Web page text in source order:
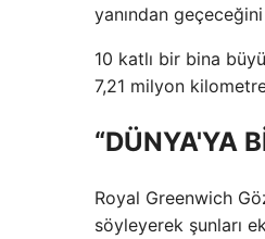
yanından
10 katlı bir bina
7,21 milyon
“DÜNYA'YA
Royal Greenwich
söyleyerek şunları